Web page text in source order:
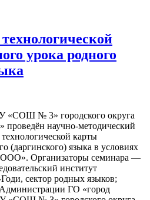
урока родного
«СОШ № 3» городского округа
проведён научно-методический
карты
(даргинского) языка в условиях
Организаторы семинара —
институт
сектор родных языков;
ГО «город